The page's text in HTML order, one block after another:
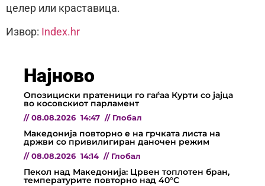
целер или краставица.
Извор: Index.hr
Најново
Опозициски пратеници го гаѓаа Курти со јајца
во косовскиот парламент
// 08.08.2026 14:47 // Глобал
Македонија повторно е на грчката листа на
држви со привилигиран даночен режим
// 08.08.2026 14:14 // Глобал
Пекол над Македонија: Црвен топлотен бран,
температурите повторно над 40°C